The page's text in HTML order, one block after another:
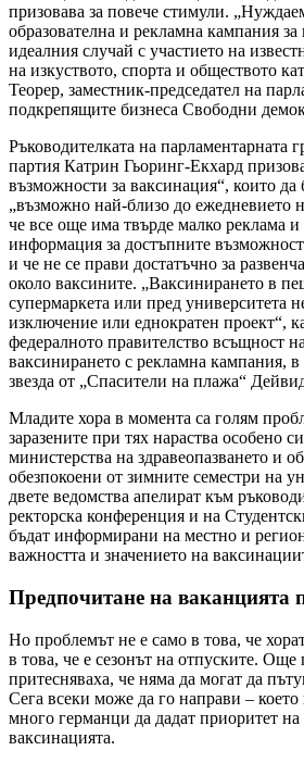
призовава за повече стимули.
образователна и рекламна кампания
идеалния случай с участието на
на изкуството, спорта и обществото
Теорер, заместник-председател на
подкрепящите бизнеса Свободни
Ръководителката на парламентарната
партия Катрин Гьоринг-Екхард
възможности за ваксинация“, които
„възможно най-близо до ежедневието
че все още има твърде малко реклама и
информация за достъпните
и че не се прави достатъчно за
около ваксините. „Ваксинирането в
супермаркета или пред университета
изключение или еднократен проект“,
федералното правителство всъщност
ваксинирането с рекламна кампания, в
звезда от „Спасители на плажа“
Младите хора в момента са голям
заразените при тях нараства особено
министерства на здравеопазването и
обезпокоени от зимните семестри на
двете ведомства апелират към
ректорска конференция и на
бъдат информирани на местно и
важността и значението на
Предпочитане на ваканцията
Но проблемът не е само в това, че
в това, че е сезонът на отпуските. Още
притесняваха, че няма да могат да
Сега всеки може да го направи – което
много германци да дадат приоритет
ваксинацията.